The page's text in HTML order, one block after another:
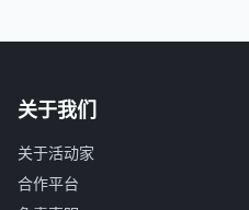
关于我们
关于活动家
合作平台